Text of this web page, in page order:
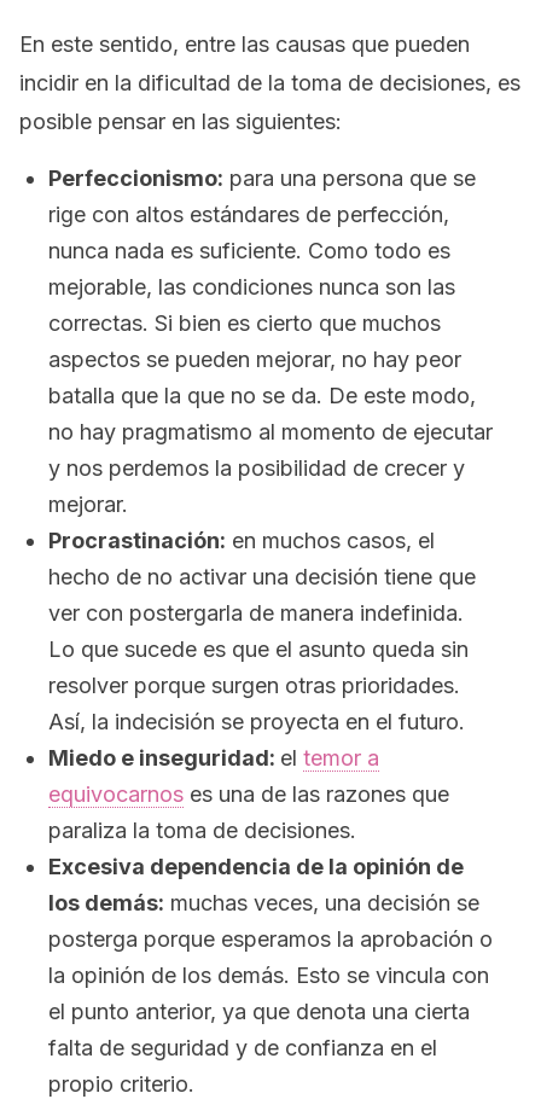
En este sentido, entre las causas que pueden
incidir en la dificultad de la toma de decisiones, es
posible pensar en las siguientes:
Perfeccionismo: para una persona que se
rige con altos estándares de perfección,
nunca nada es suficiente. Como todo es
mejorable, las condiciones nunca son las
correctas. Si bien es cierto que muchos
aspectos se pueden mejorar, no hay peor
batalla que la que no se da. De este modo,
no hay pragmatismo al momento de ejecutar
y nos perdemos la posibilidad de crecer y
mejorar.
Procrastinación: en muchos casos, el
hecho de no activar una decisión tiene que
ver con postergarla de manera indefinida.
Lo que sucede es que el asunto queda sin
resolver porque surgen otras prioridades.
Así, la indecisión se proyecta en el futuro.
Miedo e inseguridad: el temor a
equivocarnos es una de las razones que
paraliza la toma de decisiones.
Excesiva dependencia de la opinión de
los demás: muchas veces, una decisión se
posterga porque esperamos la aprobación o
la opinión de los demás. Esto se vincula con
el punto anterior, ya que denota una cierta
falta de seguridad y de confianza en el
propio criterio.